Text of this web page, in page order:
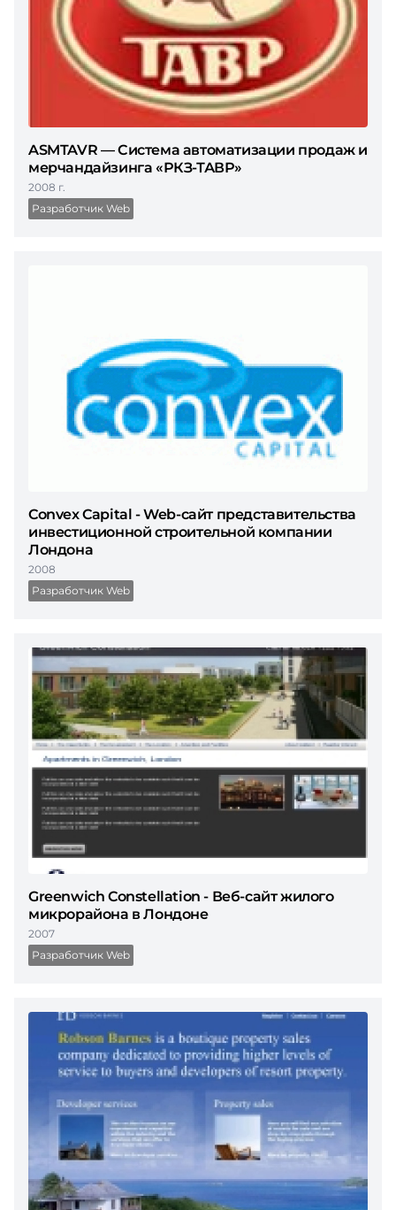
ASMTAVR — Система автоматизации продаж и
мерчандайзинга «РКЗ-ТАВР»
2008 г.
Разработчик Web
Convex Capital - Web-сайт представительства
инвестиционной строительной компании
Лондона
2008
Разработчик Web
Greenwich Constellation - Веб-сайт жилого
микрорайона в Лондоне
2007
Разработчик Web